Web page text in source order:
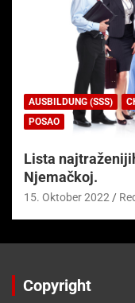
AUSBILDUNG (SSS)
POSAO
Lista
Njemačkoj.
15. Oktober 2022
Copyright